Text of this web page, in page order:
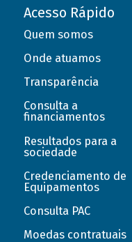
Acesso Rápido
Quem somos
Onde atuamos
Transparência
Consulta a
financiamentos
Resultados para a
sociedade
Credenciamento de
Equipamentos
Consulta PAC
Moedas contratuais